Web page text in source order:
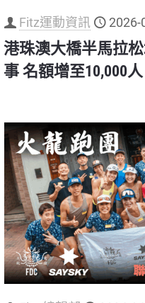
Fitz運動資訊 2026-
港珠澳大橋半馬拉
事 名額增至10,000人